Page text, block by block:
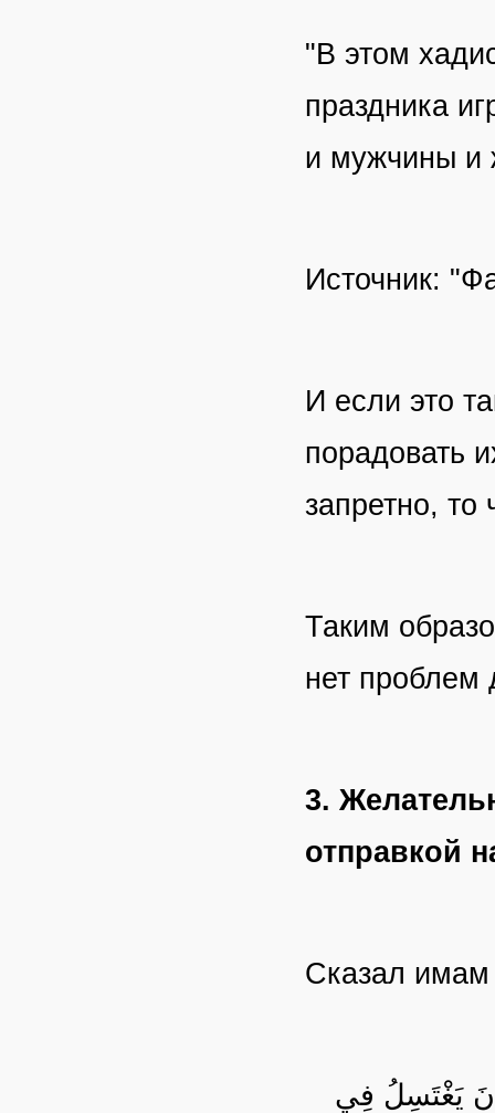
"В этом
праздника
и мужчины
Источник:
И если это
порадовать
запретно, то
Таким
нет проблем
3.
отправкой
Сказал
يَغْتَسِلُ فِي